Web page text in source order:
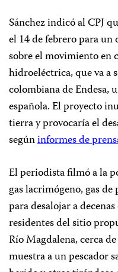
Sánchez indicó al CPJ
el 14 de febrero para
sobre el movimiento en
hidroeléctrica, que va a
colombiana de Endesa,
española. El proyecto
tierra y provocaría el
segúninformes de
El periodista filmó a la
gas lacrimógeno, gas
para desalojar a
residentes del sitio
Río Magdalena, cerca
muestra a un pescador